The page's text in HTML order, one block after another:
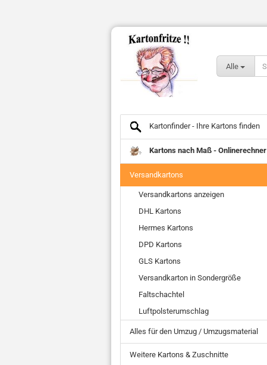
Alle
Kartonfinder - Ihre Kartons finden
Kartons nach Maß - Onlinerechner
Versandkartons
Versandkartons anzeigen
DHL Kartons
Hermes Kartons
DPD Kartons
GLS Kartons
Versandkarton in Sondergröße
Faltschachtel
Luftpolsterumschlag
Alles für den Umzug / Umzugsmaterial
Weitere Kartons & Zuschnitte